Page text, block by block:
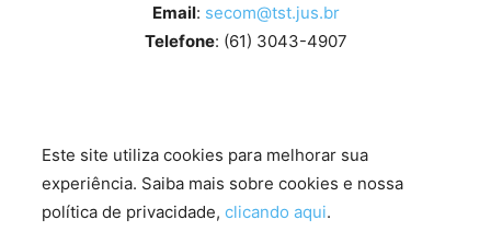
Email: secom@tst.jus.br
Telefone: (61) 3043-4907
Este site utiliza cookies para melhorar sua
experiência. Saiba mais sobre cookies e nossa
política de privacidade, clicando aqui.